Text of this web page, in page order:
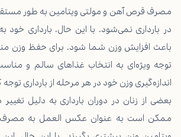
مصرف قرص آهن و مولتی ویتامین به طور
در بارداری نمی‌شود. با این حال، بارداری
باعث افزایش وزن شما شود. برای حفظ وزن
توجه ویژه‌ای به انتخاب غذاهای سالم و
اندازه‌گیری وزن خود در هر مرحله از بارداری توجه
بعضی از زنان در دوران بارداری به دلیل
ممکن است به عنوان عکس العمل به